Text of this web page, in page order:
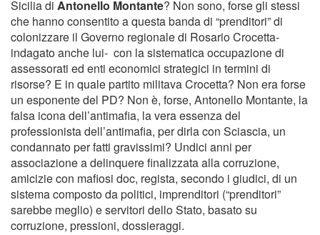
Sicilia di Antonello Montante? Non sono, forse gli stessi
che hanno consentito a questa banda di “prenditori” di
colonizzare il Governo regionale di Rosario Crocetta-
indagato anche lui- con la sistematica occupazione di
assessorati ed enti economici strategici in termini di
risorse? E in quale partito militava Crocetta? Non era forse
un esponente del PD? Non è, forse, Antonello Montante, la
falsa icona dell’antimafia, la vera essenza del
professionista dell’antimafia, per dirla con Sciascia, un
condannato per fatti gravissimi? Undici anni per
associazione a delinquere finalizzata alla corruzione,
amicizie con mafiosi doc, regista, secondo i giudici, di un
sistema composto da politici, imprenditori (“prenditori”
sarebbe meglio) e servitori dello Stato, basato su
corruzione, pressioni, dossieraggi.